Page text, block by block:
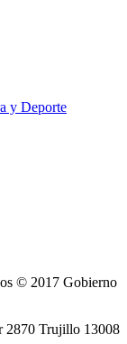
y Deporte
© 2017 Gobierno
2870 Trujillo 13008